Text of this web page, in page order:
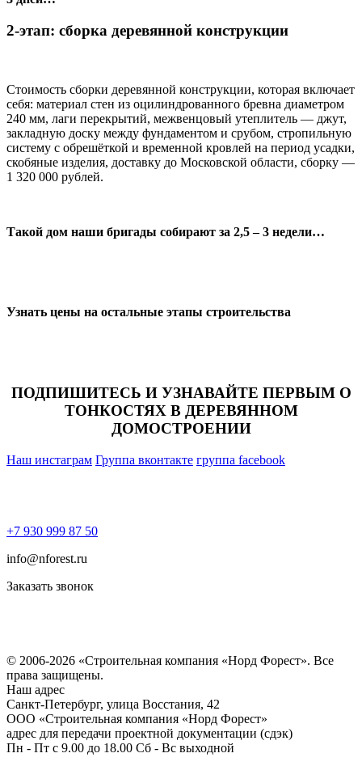
2-этап: сборка деревянной конструкции
Стоимость сборки деревянной конструкции, которая включает
себя: материал стен из оцилиндрованного бревна диаметром
240 мм, лаги перекрытий, межвенцовый утеплитель — джут,
закладную доску между фундаментом и срубом, стропильную
систему с обрешёткой и временной кровлей на период усадки,
скобяные изделия, доставку до Московской области, сборку —
1 320 000 рублей.
Такой дом наши бригады собирают за 2,5 – 3 недели…
Узнать цены на остальные этапы строительства
ПОДПИШИТЕСЬ И УЗНАВАЙТЕ ПЕРВЫМ О
ТОНКОСТЯХ В ДЕРЕВЯННОМ
ДОМОСТРОЕНИИ
Наш инстаграм Группа вконтакте группа facebook
+7 930 999 87 50
info@nforest.ru
Заказать звонок
© 2006-2026 «Строительная компания «Норд Форест». Все
права защищены.
Наш адрес
​Санкт-Петербург, улица Восстания, 42
ООО «Строительная компания «Норд Форест»
адрес для передачи проектной документации (сдэк)
Пн - Пт с 9.00 до 18.00 Сб - Вс выходной